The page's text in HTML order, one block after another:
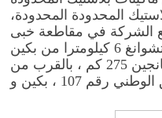
المحدودة المحدودة،
عام 1998 . وتقع الشركة في مقاطعة خبى
مدينة الموسيقى ، مطار شيجياتشوانغ 6 كيلومترا من بكين
228 كيلومترا من ميناء تيانجين 275 كم ، بالقرب من